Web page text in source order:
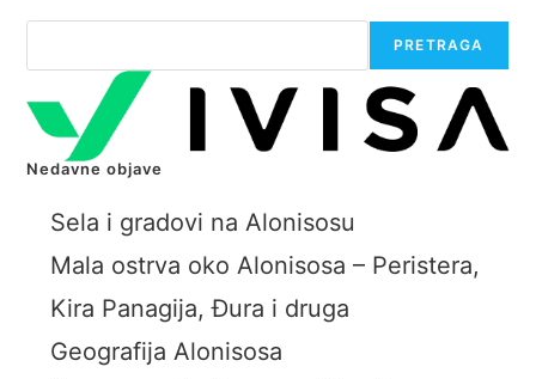
PRETRAGA
Nedavne objave
Sela i gradovi na Alonisosu
Mala ostrva oko Alonisosa – Peristera,
Kira Panagija, Đura i druga
Geografija Alonisosa